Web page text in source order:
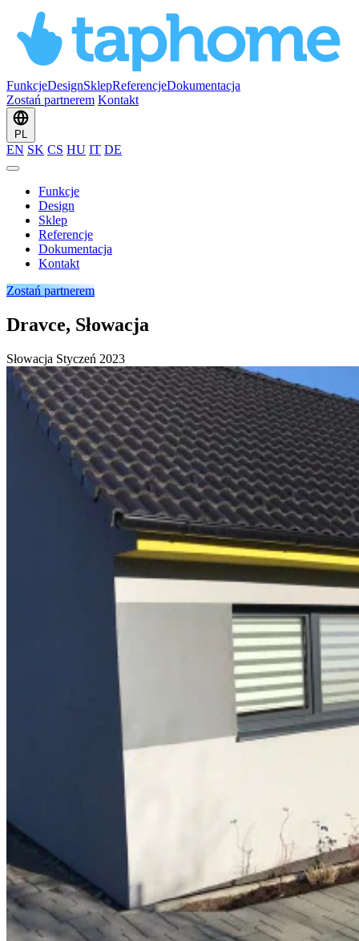
FunkcjeDesignSklepReferencjeDokumentacja
Zostań partnerem Kontakt
PL
EN SK CS HU IT DE
Funkcje
Design
Sklep
Referencje
Dokumentacja
Kontakt
Zostań partnerem
Dravce, Słowacja
Słowacja Styczeń 2023